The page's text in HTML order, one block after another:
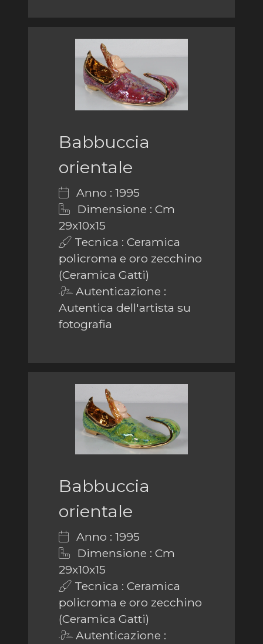
Babbuccia
orientale
Anno : 1995
Dimensione : Cm
29x10x15
Tecnica : Ceramica
policroma e oro zecchino
(Ceramica Gatti)
Autenticazione :
Autentica dell'artista su
fotografia
Babbuccia
orientale
Anno : 1995
Dimensione : Cm
29x10x15
Tecnica : Ceramica
policroma e oro zecchino
(Ceramica Gatti)
Autenticazione :